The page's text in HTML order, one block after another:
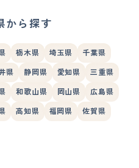
から探す
栃木県 埼玉県 千葉県
県 静岡県 愛知県 三重県
和歌山県 岡山県 広島県
高知県 福岡県 佐賀県